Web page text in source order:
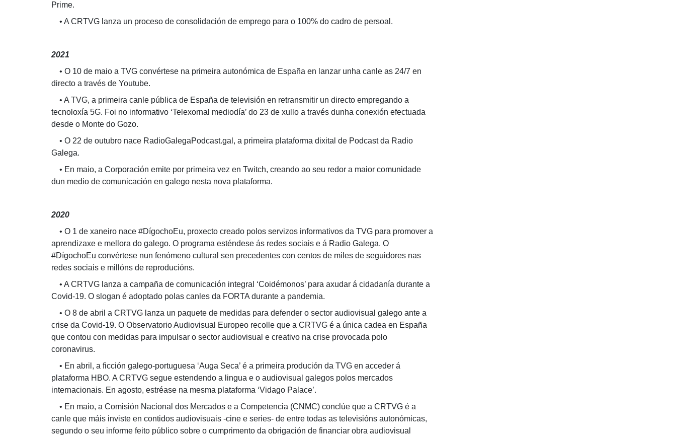
Prime.
• A CRTVG lanza un proceso de consolidación de emprego para o 100% do cadro de persoal.
2021
• O 10 de maio a TVG convértese na primeira autonómica de España en lanzar unha canle as 24/7 en
directo a través de Youtube.
• A TVG, a primeira canle pública de España de televisión en retransmitir un directo empregando a
tecnoloxía 5G. Foi no informativo ‘Telexornal mediodía’ do 23 de xullo a través dunha conexión efectuada
desde o Monte do Gozo.
• O 22 de outubro nace RadioGalegaPodcast.gal, a primeira plataforma dixital de Podcast da Radio
Galega.
• En maio, a Corporación emite por primeira vez en Twitch, creando ao seu redor a maior comunidade
dun medio de comunicación en galego nesta nova plataforma.
2020
• O 1 de xaneiro nace #DígochoEu, proxecto creado polos servizos informativos da TVG para promover a
aprendizaxe e mellora do galego. O programa esténdese ás redes sociais e á Radio Galega. O
#DígochoEu convértese nun fenómeno cultural sen precedentes con centos de miles de seguidores nas
redes sociais e millóns de reproducións.
• A CRTVG lanza a campaña de comunicación integral ‘Coidémonos’ para axudar á cidadanía durante a
Covid-19. O slogan é adoptado polas canles da FORTA durante a pandemia.
• O 8 de abril a CRTVG lanza un paquete de medidas para defender o sector audiovisual galego ante a
crise da Covid-19. O Observatorio Audiovisual Europeo recolle que a CRTVG é a única cadea en España
que contou con medidas para impulsar o sector audiovisual e creativo na crise provocada polo
coronavirus.
• En abril, a ficción galego-portuguesa ‘Auga Seca’ é a primeira produción da TVG en acceder á
plataforma HBO. A CRTVG segue estendendo a lingua e o audiovisual galegos polos mercados
internacionais. En agosto, estréase na mesma plataforma ‘Vidago Palace’.
• En maio, a Comisión Nacional dos Mercados e a Competencia (CNMC) conclúe que a CRTVG é a
canle que máis inviste en contidos audiovisuais -cine e series- de entre todas as televisións autonómicas,
segundo o seu informe feito público sobre o cumprimento da obrigación de financiar obra audiovisual